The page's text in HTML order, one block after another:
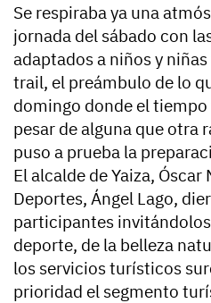
Se respiraba ya una
jornada del sábado con
adaptados a niños y
trail, el preámbulo de lo
domingo donde el tiempo
pesar de alguna que otra
puso a prueba la
El alcalde de Yaiza,
Deportes, Ángel Lago,
participantes
deporte, de la belleza
los servicios turísticos
prioridad el segmento